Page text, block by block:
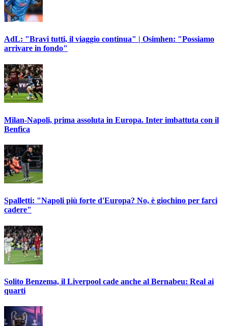
AdL: "Bravi tutti, il viaggio continua" | Osimhen: "Possiamo
arrivare in fondo"
Milan-Napoli, prima assoluta in Europa. Inter imbattuta con il
Benfica
Spalletti: "Napoli più forte d'Europa? No, è giochino per farci
cadere"
Solito Benzema, il Liverpool cade anche al Bernabeu: Real ai
quarti